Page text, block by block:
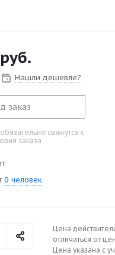
Нашли дешевле?
заказ
свяжутся с
заказа
0 человек
Цена
отличаться от
Цена указана с